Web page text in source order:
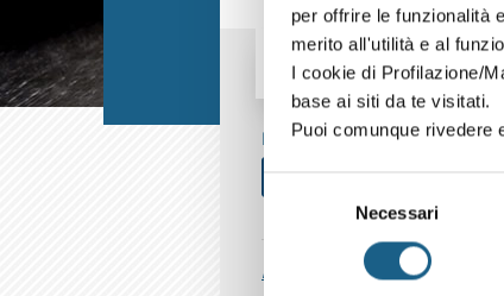
per offrire le funzionalità
merito all'utilità e al
I cookie di Profilazione/
base ai siti da te visitati.
Puoi comunque rivedere
Necessari
AZIENDA
P. IVA